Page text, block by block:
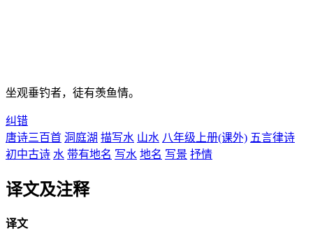
坐观垂钓者，徒有羡鱼情。
纠错
唐诗三百首 洞庭湖 描写水 山水 八年级上册(课外) 五言律诗
初中古诗 水 带有地名 写水 地名 写景 抒情
译文及注释
译文